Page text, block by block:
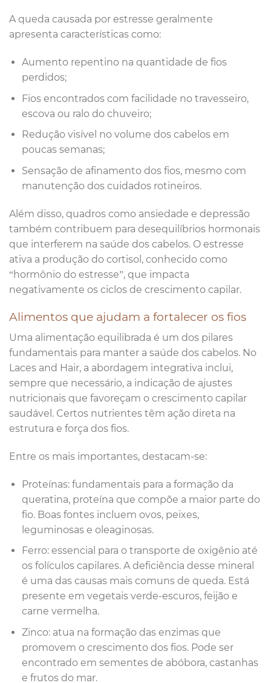
A queda causada por estresse geralmente
apresenta características como:
Aumento repentino na quantidade de fios
perdidos;
Fios encontrados com facilidade no travesseiro,
escova ou ralo do chuveiro;
Redução visível no volume dos cabelos em
poucas semanas;
Sensação de afinamento dos fios, mesmo com
manutenção dos cuidados rotineiros.
Além disso, quadros como ansiedade e depressão
também contribuem para desequilíbrios hormonais
que interferem na saúde dos cabelos. O estresse
ativa a produção do cortisol, conhecido como
“hormônio do estresse”, que impacta
negativamente os ciclos de crescimento capilar.
Alimentos que ajudam a fortalecer os fios
Uma alimentação equilibrada é um dos pilares
fundamentais para manter a saúde dos cabelos. No
Laces and Hair, a abordagem integrativa inclui,
sempre que necessário, a indicação de ajustes
nutricionais que favoreçam o crescimento capilar
saudável. Certos nutrientes têm ação direta na
estrutura e força dos fios.
Entre os mais importantes, destacam-se:
Proteínas: fundamentais para a formação da
queratina, proteína que compõe a maior parte do
fio. Boas fontes incluem ovos, peixes,
leguminosas e oleaginosas.
Ferro: essencial para o transporte de oxigênio até
os folículos capilares. A deficiência desse mineral
é uma das causas mais comuns de queda. Está
presente em vegetais verde-escuros, feijão e
carne vermelha.
Zinco: atua na formação das enzimas que
promovem o crescimento dos fios. Pode ser
encontrado em sementes de abóbora, castanhas
e frutos do mar.